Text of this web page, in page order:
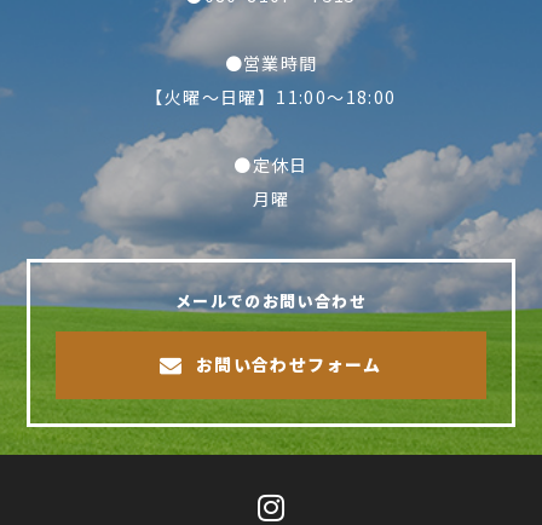
●営業時間
【火曜～日曜】11:00～18:00
●定休日
月曜
メールでのお問い合わせ
お問い合わせフォーム